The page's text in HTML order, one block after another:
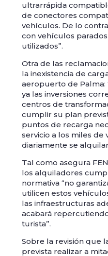
ultrarrápida
de conectores
vehículos. De lo
con vehículos
utilizados”.
Otra de las
la inexistencia de
aeropuerto de Palma:
ya las inversiones
centros de
cumplir su plan
puntos de recarga
servicio a los miles de
diariamente se
Tal como asegura
los alquiladores
normativa “no
utilicen estos
las infraestructuras
acabará
turista”.
Sobre la revisión que
prevista realizar a